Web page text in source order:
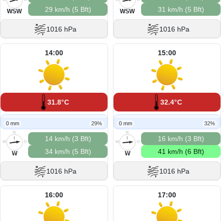
S
WSW
29 km/h (5 Bft)
1016 hPa
S
WSW
31 km/h (5 Bft)
1016 hPa
14:00
31.8°C
0 mm 29%
N
O
S
W
W
14 km/h (3 Bft)
34 km/h (5 Bft)
1016 hPa
15:00
32.4°C
0 mm 32%
N
O
S
W
W
16 km/h (3 Bft)
41 km/h (6 Bft)
1016 hPa
16:00 17:00